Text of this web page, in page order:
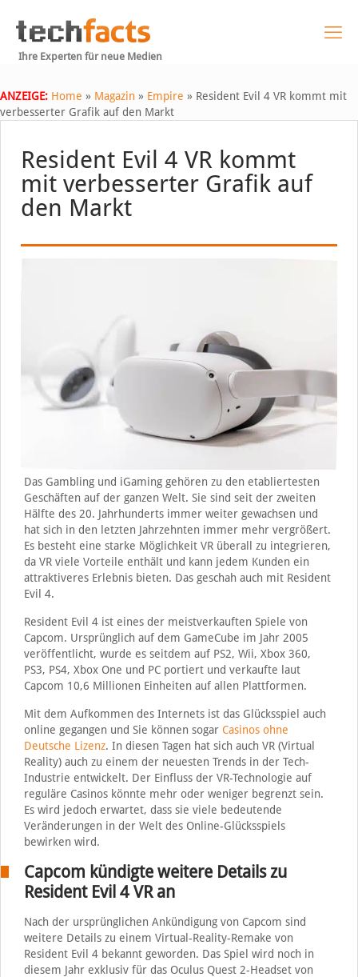
Ihre Experten für neue Medien
ANZEIGE: Home » Magazin » Empire » Resident Evil 4 VR kommt mit
verbesserter Grafik auf den Markt
Resident Evil 4 VR kommt
mit verbesserter Grafik auf
den Markt
Das Gambling und iGaming gehören zu den etabliertesten
Geschäften auf der ganzen Welt. Sie sind seit der zweiten
Hälfte des 20. Jahrhunderts immer weiter gewachsen und
hat sich in den letzten Jahrzehnten immer mehr vergrößert.
Es besteht eine starke Möglichkeit VR überall zu integrieren,
da VR viele Vorteile enthält und kann jedem Kunden ein
attraktiveres Erlebnis bieten. Das geschah auch mit Resident
Evil 4.
Resident Evil 4 ist eines der meistverkauften Spiele von
Capcom. Ursprünglich auf dem GameCube im Jahr 2005
veröffentlicht, wurde es seitdem auf PS2, Wii, Xbox 360,
PS3, PS4, Xbox One und PC portiert und verkaufte laut
Capcom 10,6 Millionen Einheiten auf allen Plattformen.
Mit dem Aufkommen des Internets ist das Glücksspiel auch
online gegangen und Sie können sogar Casinos ohne
Deutsche Lizenz. In diesen Tagen hat sich auch VR (Virtual
Reality) auch zu einem der neuesten Trends in der Tech-
Industrie entwickelt. Der Einfluss der VR-Technologie auf
reguläre Casinos könnte mehr oder weniger begrenzt sein.
Es wird jedoch erwartet, dass sie viele bedeutende
Veränderungen in der Welt des Online-Glücksspiels
bewirken wird.
Capcom kündigte weitere Details zu
Resident Evil 4 VR an
Nach der ursprünglichen Ankündigung von Capcom sind
weitere Details zu einem Virtual-Reality-Remake von
Resident Evil 4 bekannt geworden. Das Spiel wird noch in
diesem Jahr exklusiv für das Oculus Quest 2-Headset von